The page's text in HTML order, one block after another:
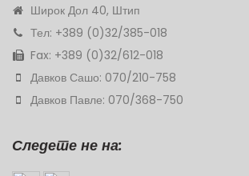
Широк Дол 40, Штип
Тел: +389 (0)32/385-018
Fax: +389 (0)32/612-018
Давков Сашо: 070/210-758
Давков Павле: 070/368-750
Следете не на: